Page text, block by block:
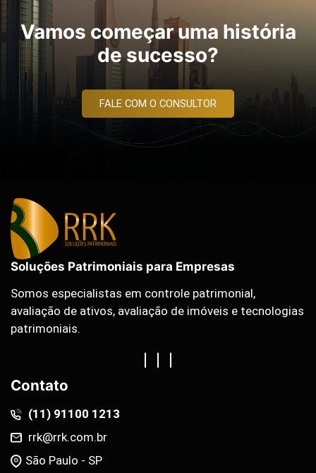
Vamos começar uma história
de sucesso?
FALE COM O CONSULTOR
Soluções Patrimoniais para Empresas
Somos especialistas em controle patrimonial,
avaliação de ativos, avaliação de imóveis e tecnologias
patrimoniais.
Contato
(11) 91100 1213
rrk@rrk.com.br
São Paulo - SP